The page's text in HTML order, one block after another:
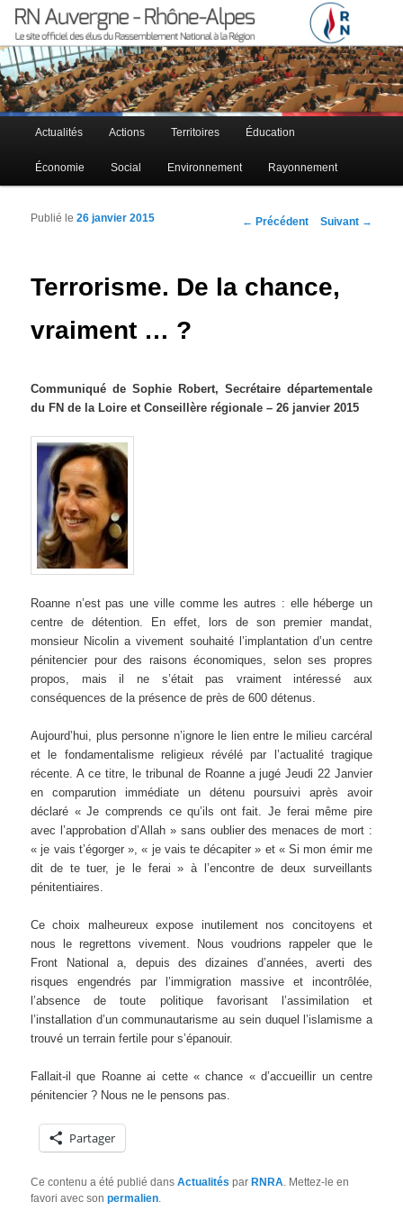
RN Auvergne – Rhône-Alpes
Le site officiel des élus RN à la région Auvergne – Rhône-Alpes
Menu principal
Aller au contenu principal
Aller au contenu secondaire
Actualités Actions Territoires Éducation
Économie Social Environnement Rayonnement
Navigation des articles
← Précédent Suivant →
Terrorisme. De la chance,
vraiment … ?
Publié le26 janvier 2015
Communiqué de Sophie Robert, Secrétaire départementale
du FN de la Loire et Conseillère régionale – 26 janvier 2015
Roanne n’est pas une ville comme les autres : elle héberge un
centre de détention. En effet, lors de son premier mandat,
monsieur Nicolin a vivement souhaité l’implantation d’un centre
pénitencier pour des raisons économiques, selon ses propres
propos, mais il ne s’était pas vraiment intéressé aux
conséquences de la présence de près de 600 détenus.
Aujourd’hui, plus personne n’ignore le lien entre le milieu carcéral
et le fondamentalisme religieux révélé par l’actualité tragique
récente. A ce titre, le tribunal de Roanne a jugé Jeudi 22 Janvier
en comparution immédiate un détenu poursuivi après avoir
déclaré « Je comprends ce qu’ils ont fait. Je ferai même pire
avec l’approbation d’Allah » sans oublier des menaces de mort :
« je vais t’égorger », « je vais te décapiter » et « Si mon émir me
dit de te tuer, je le ferai » à l’encontre de deux surveillants
pénitentiaires.
Ce choix malheureux expose inutilement nos concitoyens et
nous le regrettons vivement. Nous voudrions rappeler que le
Front National a, depuis des dizaines d’années, averti des
risques engendrés par l’immigration massive et incontrôlée,
l’absence de toute politique favorisant l’assimilation et
l’installation d’un communautarisme au sein duquel l’islamisme a
trouvé un terrain fertile pour s’épanouir.
Fallait-il que Roanne ai cette « chance « d’accueillir un centre
pénitencier ? Nous ne le pensons pas.
Partager
Ce contenu a été publié dansActualités parRNRA . Mettez-le en
favori avec sonpermalien